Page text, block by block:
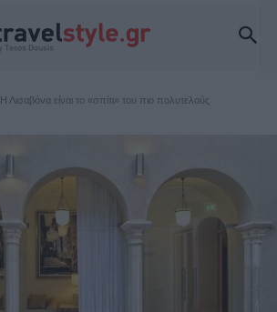
Η Λισαβόνα είναι το «σπίτι» του πιο πολυτελούς